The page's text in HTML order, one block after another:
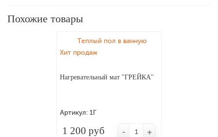
Похожие товары
Теплый пол в ванную
Хит продаж
Нагревательный мат "ГРЕЙКА"
Артикул: 1Г
1 200 руб - +